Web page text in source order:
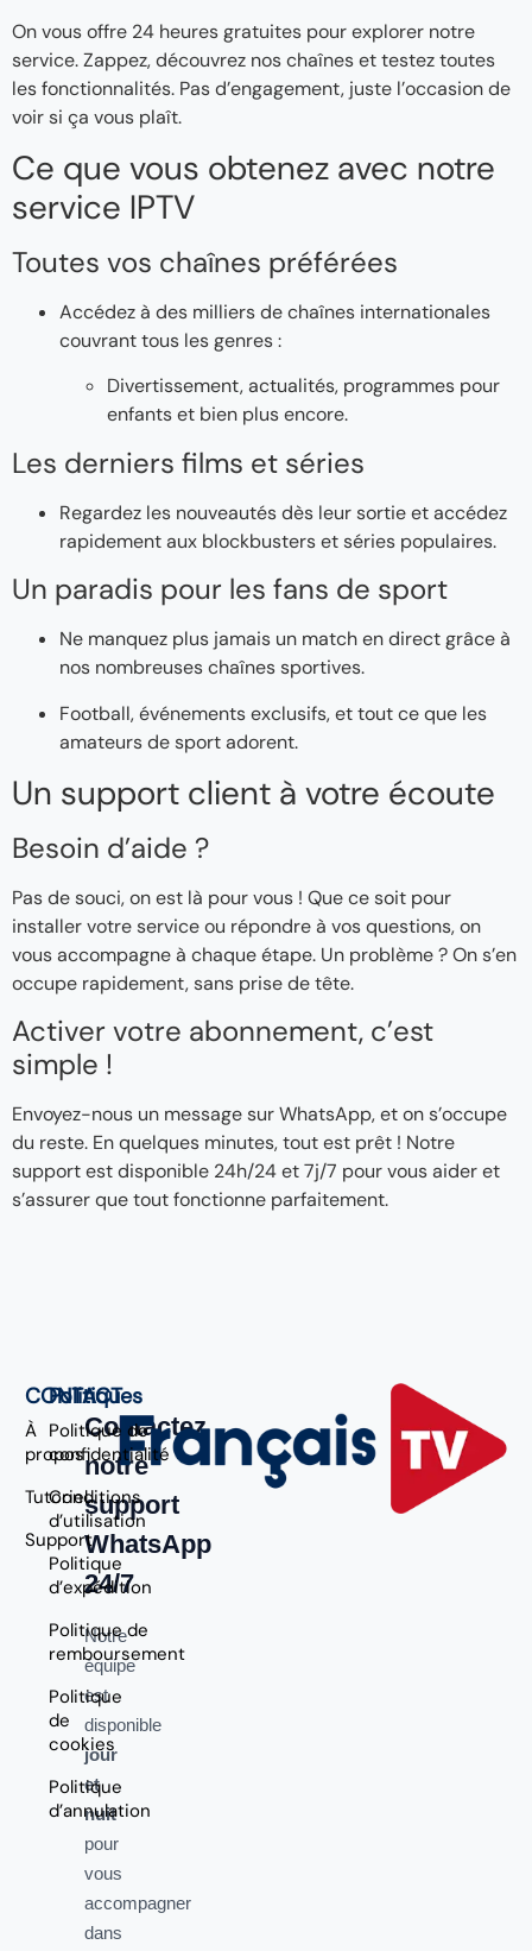
On vous offre 24 heures gratuites pour explorer notre
service. Zappez, découvrez nos chaînes et testez toutes
les fonctionnalités. Pas d’engagement, juste l’occasion de
voir si ça vous plaît.
Ce que vous obtenez avec notre
service IPTV
Toutes vos chaînes préférées
Accédez à des milliers de chaînes internationales
couvrant tous les genres :
Divertissement, actualités, programmes pour
enfants et bien plus encore.
Les derniers films et séries
Regardez les nouveautés dès leur sortie et accédez
rapidement aux blockbusters et séries populaires.
Un paradis pour les fans de sport
Ne manquez plus jamais un match en direct grâce à
nos nombreuses chaînes sportives.
Football, événements exclusifs, et tout ce que les
amateurs de sport adorent.
Un support client à votre écoute
Besoin d’aide ?
Pas de souci, on est là pour vous ! Que ce soit pour
installer votre service ou répondre à vos questions, on
vous accompagne à chaque étape. Un problème ? On s’en
occupe rapidement, sans prise de tête.
Activer votre abonnement, c’est
simple !
Envoyez-nous un message sur WhatsApp, et on s’occupe
du reste. En quelques minutes, tout est prêt ! Notre
support est disponible 24h/24 et 7j/7 pour vous aider et
s’assurer que tout fonctionne parfaitement.
CONTACT
À
propos
Tutoriel
Support
Politiques
Politique de
confidentialité
Conditions
d’utilisation
Politique
d’expédition
Politique de
remboursement
Politique
de
cookies
Politique
d’annulation
Contactez
notre
support
WhatsApp
24/7
Notre
équipe
est
disponible
jour
et
nuit
pour
vous
accompagner
dans